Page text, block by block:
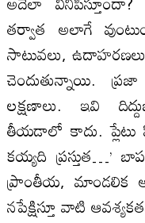
తర్వాత అలాగే
సాటువలు, ఉదాహరణలు,
చెందుతున్నాయి.
లక్షణాలు. ఇవి
తీయడాలో కాదు. ప్లేటు
కయ్యది ప్రస్తుత…’
ప్రాంతీయ, మాండలిక
నపేక్షిస్తూ వాటి